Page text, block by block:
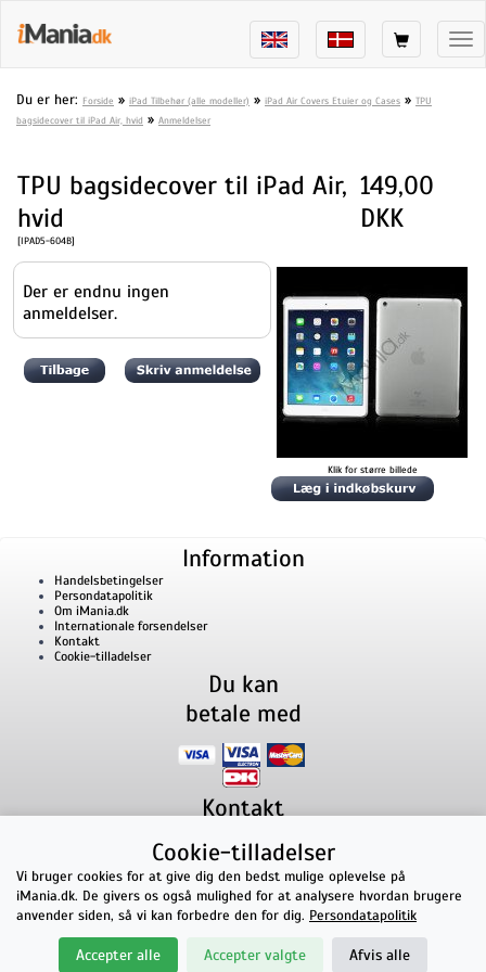
Du er her: Forside » iPad Tilbehør (alle modeller) » iPad Air Covers Etuier og Cases » TPU
bagsidecover til iPad Air, hvid » Anmeldelser
TPU bagsidecover til iPad Air,
hvid
[IPAD5-604B]
149,00
DKK
Der er endnu ingen
anmeldelser.
Klik for større billede
Information
Handelsbetingelser
Persondatapolitik
Om iMania.dk
Internationale forsendelser
Kontakt
Cookie-tilladelser
Du kan
betale med
Kontakt
Lillevorde Kær 29280 Storvorde
CVR nummer: 33182805 | E-mail: kontakt@imania.dk
Telefon:+45 23618990
Topkarakter hos kunderne!
på Facebook
Cookie-tilladelser
Vi bruger cookies for at give dig den bedst mulige oplevelse på
iMania.dk. De givers os også mulighed for at analysere hvordan brugere
anvender siden, så vi kan forbedre den for dig. Persondatapolitik
Accepter alle Accepter valgte Afvis alle